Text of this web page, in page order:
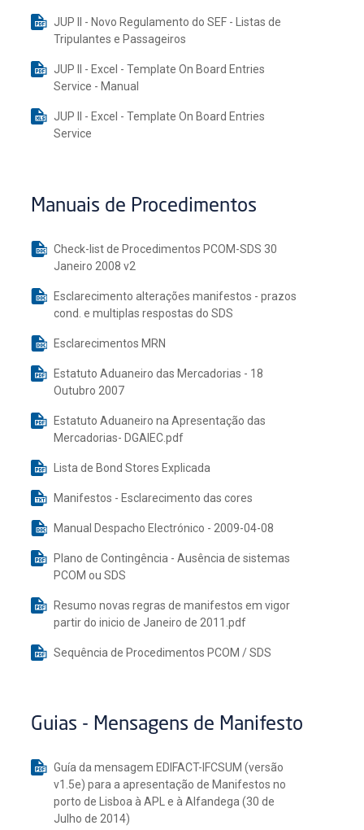
JUP II - Novo Regulamento do SEF - Listas de
Tripulantes e Passageiros
JUP II - Excel - Template On Board Entries
Service - Manual
JUP II - Excel - Template On Board Entries
Service
Manuais de Procedimentos
Check-list de Procedimentos PCOM-SDS 30
Janeiro 2008 v2
Esclarecimento alterações manifestos - prazos
cond. e multiplas respostas do SDS
Esclarecimentos MRN
Estatuto Aduaneiro das Mercadorias - 18
Outubro 2007
Estatuto Aduaneiro na Apresentação das
Mercadorias- DGAIEC.pdf
Lista de Bond Stores Explicada
Manifestos - Esclarecimento das cores
Manual Despacho Electrónico - 2009-04-08
Plano de Contingência - Ausência de sistemas
PCOM ou SDS
Resumo novas regras de manifestos em vigor
partir do inicio de Janeiro de 2011.pdf
Sequência de Procedimentos PCOM / SDS
Guias - Mensagens de Manifesto
Guía da mensagem EDIFACT-IFCSUM (versão
v1.5e) para a apresentação de Manifestos no
porto de Lisboa à APL e à Alfandega (30 de
Julho de 2014)